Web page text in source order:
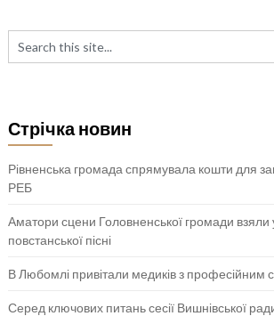
Стрічка новин
Рівненська громада спрямувала кошти для
РЕБ
Аматори сцени Головненської громади взяли
повстанської пісні
В Любомлі привітали медиків з професійним
Серед ключових питань сесії Вишнівської